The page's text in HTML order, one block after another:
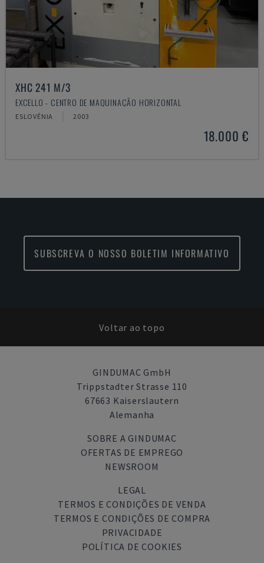
XHC 241 M/3
EXCELLO - CENTRO DE MAQUINAÇÃO HORIZONTAL
ESLOVÉNIA 2003
18.000 €
SUBSCREVA O NOSSO BOLETIM INFORMATIVO
Voltar ao topo
GINDUMAC GmbH
Trippstadter Strasse 110
67663 Kaiserslautern
Alemanha
SOBRE A GINDUMAC
OFERTAS DE EMPREGO
NEWSROOM
LEGAL
TERMOS E CONDIÇÕES DE VENDA
TERMOS E CONDIÇÕES DE COMPRA
PRIVACIDADE
POLÍTICA DE COOKIES